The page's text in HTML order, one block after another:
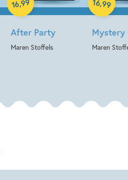
After Party
Maren Stoffels
16,
Mystery
Maren
,99